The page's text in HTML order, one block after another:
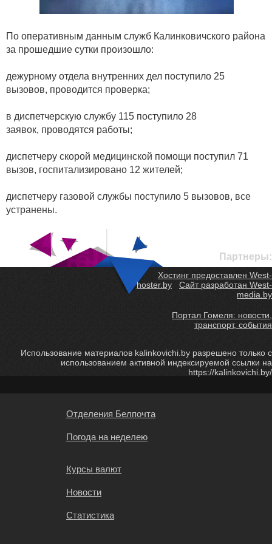
По оперативным данным служб Калинковичского района
за прошедшие сутки произошло:
дежурному отдела внутренних дел поступило 25
вызовов, проводится проверка;
в диспетчерскую службу 115 поступило 28
заявок, проводятся работы;
диспетчеру скорой медицинской помощи поступил 71
вызов, госпитализировано 12 жителей;
диспетчеру газовой службы поступило 5 вызовов, все
устранены.
Партнеры:
Хостинг предоставлен West-
hoster.by
Сайт разработан West-
media.by
Портал Гомеля: новости,
транспорт, события
Использование материалов kalinkovichi.by разрешено только с
использованием активной индексируемой ссылки на
https://kalinkovichi.by/
Отделения Белпочта
Погода на неделею
Курсы валют
Новости
Статистика